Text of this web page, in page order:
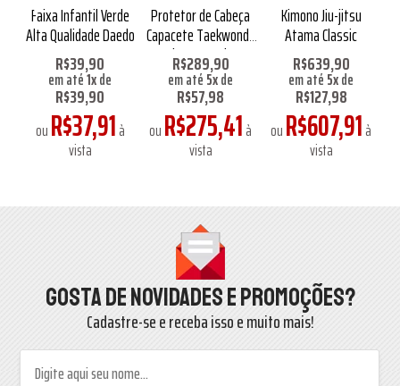
Faixa Infantil Verde
Alta Qualidade Daedo
R$39,90
em até1xde
R$39,90
ouR$37,91à
vista
Protetor de Cabeça
Capacete Taekwondo
Daedo Aprovado WT
R$289,90
em até5xde
R$57,98
ouR$275,41à
vista
Kimono Jiu-jitsu
Atama Classic
R$639,90
em até5xde
R$127,98
ouR$607,91à
vista
Gosta de novidades e promoções?
Cadastre-se e receba isso e muito mais!